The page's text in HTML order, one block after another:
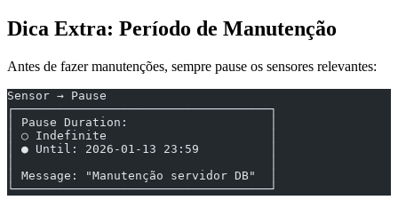
Dica Extra: Período de Manutenção
Antes de fazer manutenções, sempre pause os sensores relevantes:
Sensor → Pause
┌────────────────────────────────────┐
│ Pause Duration:                    │
│ ○ Indefinite                       │
│ ● Until: 2026-01-13 23:59          │
│ Message: "Manutenção servidor DB"  │
└────────────────────────────────────┘